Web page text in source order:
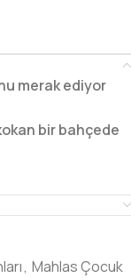
merak ediyor
bir bahçede
, Mahlas Çocuk